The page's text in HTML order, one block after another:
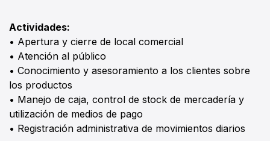
Actividades:
• Apertura y cierre de local comercial
• Atención al público
• Conocimiento y asesoramiento a los clientes sobre
los productos
• Manejo de caja, control de stock de mercadería y
utilización de medios de pago
• Registración administrativa de movimientos diarios